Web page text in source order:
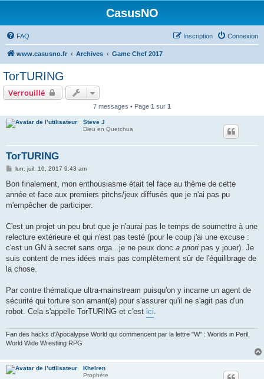
CasusNO
FAQ Connexion
Inscription
www.casusno.fr Archives Game Chef 2017
TorTURING
Verrouillé
7 messages • Page 1 sur 1
Steve J
Dieu en Quetchua
TorTURING
M
s
a
g
lun. juil. 10, 2017 9:43 am
Bon finalement, mon enthousiasme était tel face au thème de cette
année et face aux premiers pitchs/jeux diffusés que je n'ai pas pu
m'empêcher de participer.
C'est un projet un peu brut que je n'aurai pas le temps de soumettre à une
relecture extérieure et qui n'est pas testé (pour le coup j'ai une excuse :
c'est un GN à secret sans orga...je ne peux donc a priori pas y jouer). Je
suis content de mes idées mais pas complètement sûr de l'équilibrage de
la chose.
Par contre thématique ultra-mainstream puisqu'on y incarne un agent de
sécurité qui torture son amant(e) pour s'assurer qu'il ne s'agit pas d'un
robot. Cela s'appelle TorTURING et c'est ici.
Fan des hacks d'Apocalypse World qui commencent par la lettre "W" : Worlds in Peril,
World Wide Wrestling RPG
Khelren
Prophète